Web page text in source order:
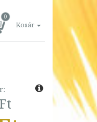
0
Kosár